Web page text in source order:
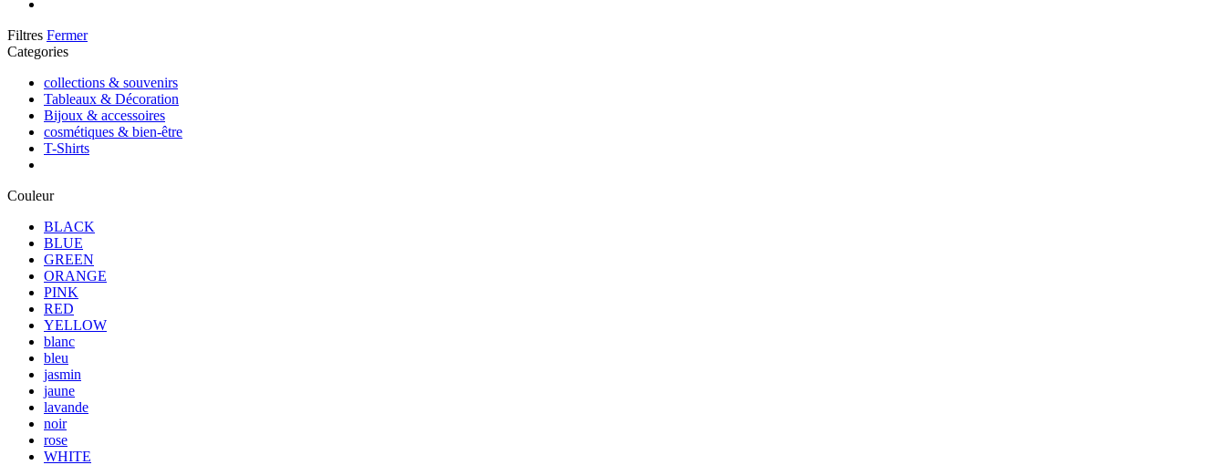
Filtres Fermer
Categories
collections & souvenirs
Tableaux & Décoration
Bijoux & accessoires
cosmétiques & bien-être
T-Shirts
Couleur
BLACK
BLUE
GREEN
ORANGE
PINK
RED
YELLOW
blanc
bleu
jasmin
jaune
lavande
noir
rose
WHITE